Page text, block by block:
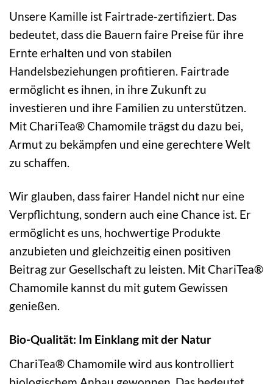
Unsere Kamille ist Fairtrade-zertifiziert. Das
bedeutet, dass die Bauern faire Preise für ihre
Ernte erhalten und von stabilen
Handelsbeziehungen profitieren. Fairtrade
ermöglicht es ihnen, in ihre Zukunft zu
investieren und ihre Familien zu unterstützen.
Mit ChariTea® Chamomile trägst du dazu bei,
Armut zu bekämpfen und eine gerechtere Welt
zu schaffen.
Wir glauben, dass fairer Handel nicht nur eine
Verpflichtung, sondern auch eine Chance ist. Er
ermöglicht es uns, hochwertige Produkte
anzubieten und gleichzeitig einen positiven
Beitrag zur Gesellschaft zu leisten. Mit ChariTea®
Chamomile kannst du mit gutem Gewissen
genießen.
Bio-Qualität: Im Einklang mit der Natur
ChariTea® Chamomile wird aus kontrolliert